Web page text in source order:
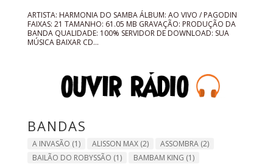
ARTISTA: HARMONIA DO SAMBA ÁLBUM: AO VIVO / PAGODIN
FAIXAS: 21 TAMANHO: 61.05 MB GRAVAÇÃO: PRODUÇÃO DA
BANDA QUALIDADE: 100% SERVIDOR DE DOWNLOAD: SUA
MÚSICA BAIXAR CD...
BANDAS
A INVASÃO (1) ALISSON MAX(2) ASSOMBRA(2)
BAILÃO DO ROBYSSÃO (1) BAMBAM KING (1)